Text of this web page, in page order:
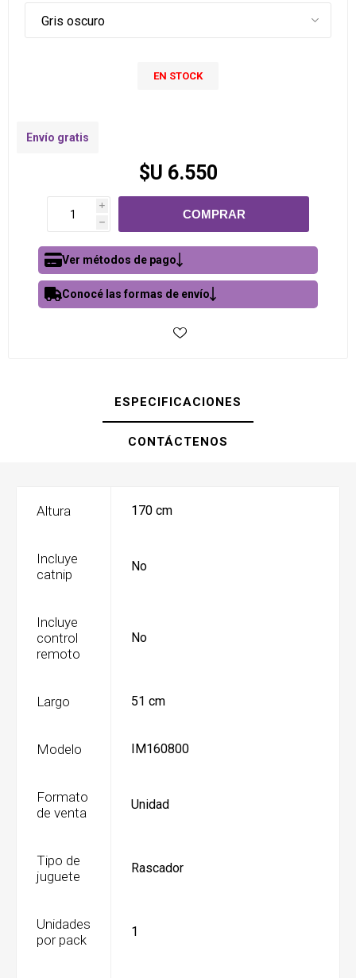
EN STOCK
Envío gratis
$U 6.550
i
h
Ver métodos de pago
Conocé las formas de envío
ESPECIFICACIONES
CONTÁCTENOS
Altura 170 cm
Incluye
catnip
No
Incluye
control
remoto
No
Largo 51 cm
Modelo IM160800
Formato
de venta
Unidad
Tipo de
juguete
Rascador
Unidades
por pack
1